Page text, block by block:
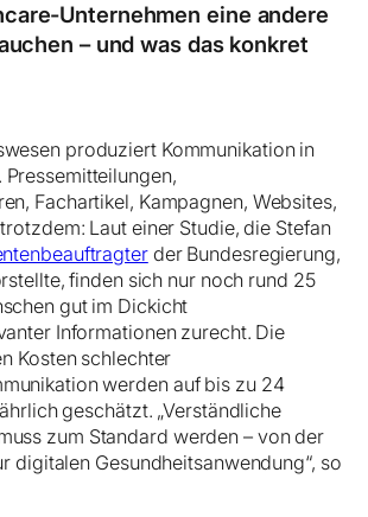
Unternehmen eine andere
– und was das konkret
produziert Kommunikation in
Fachartikel, Kampagnen, Websites,
Laut einer Studie, die Stefan
der Bundesregierung,
finden sich nur noch rund 25
gut im Dickicht
Informationen zurecht. Die
Kosten schlechter
werden auf bis zu 24
geschätzt. „Verständliche
zum Standard werden – von der
digitalen Gesundheitsanwendung“, so